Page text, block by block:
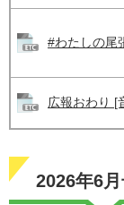
#わたしの尾
広報おわり [
2026年6